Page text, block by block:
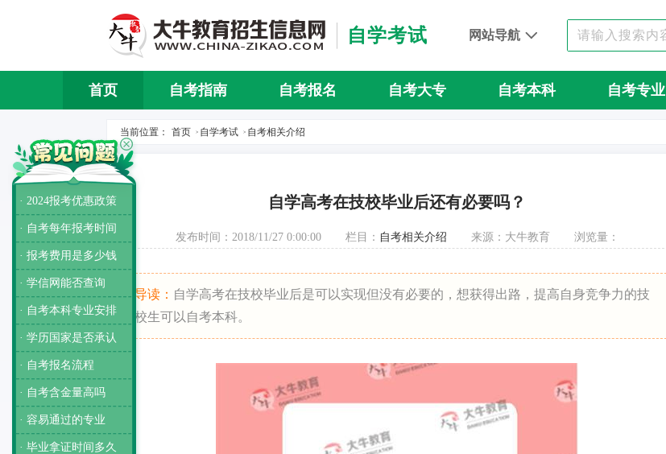
自学考试 网站导航
首页 自考指南 自考报名 自考大专 自考本科 自考专业
当前位置： 首页 > 自学考试 > 自考相关介绍
自学高考在技校毕业后还有必要吗？
发布时间：2018/11/27 0:00:00 栏目： 自考相关介绍 来源：大牛教育 浏览量：
导读： 自学高考在技校毕业后是可以实现但没有必要的，想获得出路，提高自身竞争力的技
校生可以自考本科。
· 2024报考优惠政策
· 自考每年报考时间
· 报考费用是多少钱
· 学信网能否查询
· 自考本科专业安排
· 学历国家是否承认
· 自考报名流程
· 自考含金量高吗
· 容易通过的专业
· 毕业拿证时间多久